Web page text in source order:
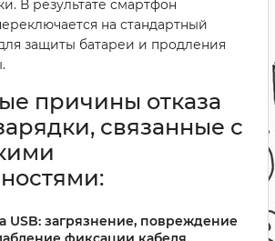
В результате смартфон
на стандартный
защиты батареи и продления
причины отказа
связанные с
USB: загрязнение, повреждение